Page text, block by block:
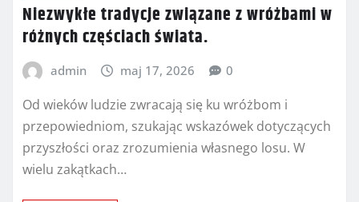
Niezwykłe tradycje związane z wróżbami w
różnych częściach świata.
admin maj 17, 2026 0
Od wieków ludzie zwracają się ku wróżbom i
przepowiedniom, szukając wskazówek dotyczących
przyszłości oraz zrozumienia własnego losu. W
wielu zakątkach…